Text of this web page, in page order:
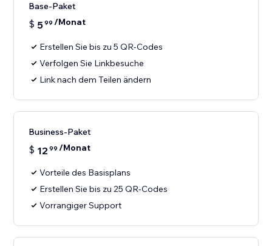
Base-Paket
$ 599 /Monat
Erstellen Sie bis zu 5 QR-Codes
Verfolgen Sie Linkbesuche
Link nach dem Teilen ändern
Business-Paket
$ 12 99 /Monat
Vorteile des Basisplans
Erstellen Sie bis zu 25 QR-Codes
Vorrangiger Support